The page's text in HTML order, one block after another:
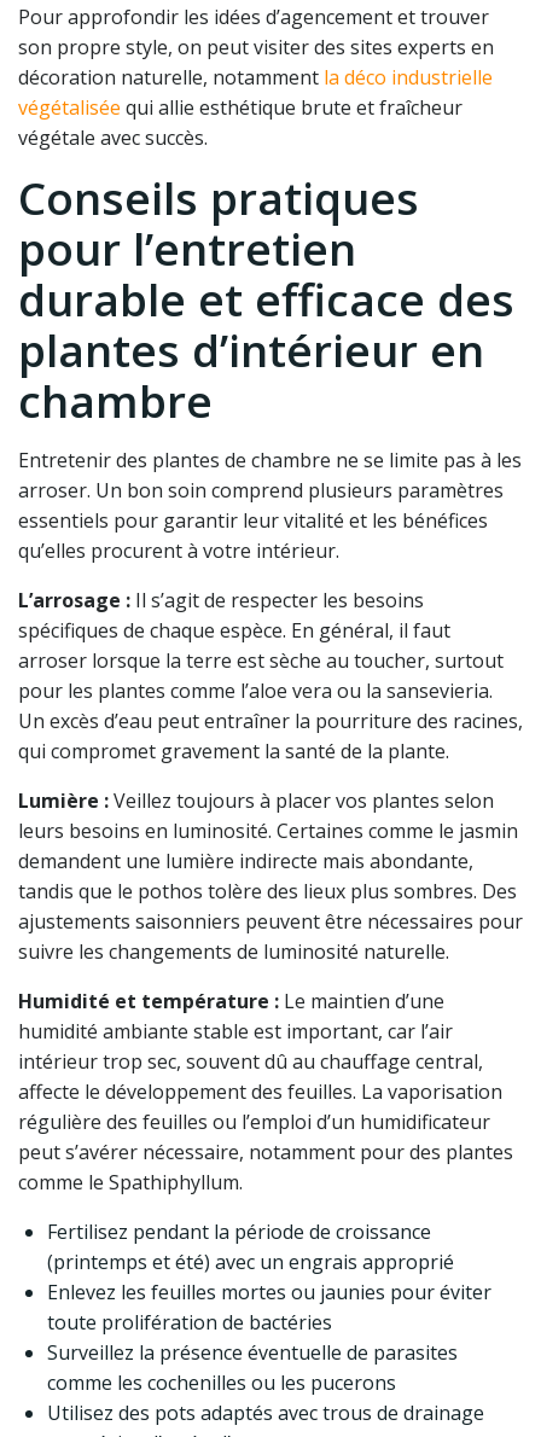
Pour approfondir les idées d’agencement et trouver
son propre style, on peut visiter des sites experts en
décoration naturelle, notamment la déco industrielle
végétalisée qui allie esthétique brute et fraîcheur
végétale avec succès.
Conseils pratiques
pour l’entretien
durable et efficace des
plantes d’intérieur en
chambre
Entretenir des plantes de chambre ne se limite pas à les
arroser. Un bon soin comprend plusieurs paramètres
essentiels pour garantir leur vitalité et les bénéfices
qu’elles procurent à votre intérieur.
L’arrosage : Il s’agit de respecter les besoins
spécifiques de chaque espèce. En général, il faut
arroser lorsque la terre est sèche au toucher, surtout
pour les plantes comme l’aloe vera ou la sansevieria.
Un excès d’eau peut entraîner la pourriture des racines,
qui compromet gravement la santé de la plante.
Lumière :Veillez toujours à placer vos plantes selon
leurs besoins en luminosité. Certaines comme le jasmin
demandent une lumière indirecte mais abondante,
tandis que le pothos tolère des lieux plus sombres. Des
ajustements saisonniers peuvent être nécessaires pour
suivre les changements de luminosité naturelle.
Humidité et température : Le maintien d’une
humidité ambiante stable est important, car l’air
intérieur trop sec, souvent dû au chauffage central,
affecte le développement des feuilles. La vaporisation
régulière des feuilles ou l’emploi d’un humidificateur
peut s’avérer nécessaire, notamment pour des plantes
comme le Spathiphyllum.
Fertilisez pendant la période de croissance
(printemps et été) avec un engrais approprié
Enlevez les feuilles mortes ou jaunies pour éviter
toute prolifération de bactéries
Surveillez la présence éventuelle de parasites
comme les cochenilles ou les pucerons
Utilisez des pots adaptés avec trous de drainage